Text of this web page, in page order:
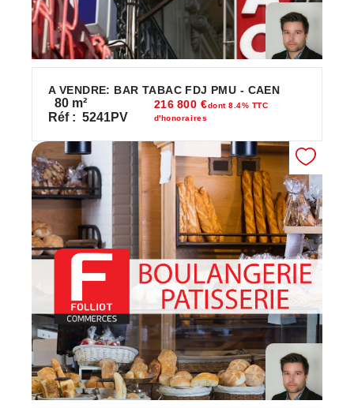
A VENDRE: BAR TABAC FDJ PMU - CAEN
80 m²
Réf : 5241PV
216 800 €dont 8.4% TTC
d'honoraires